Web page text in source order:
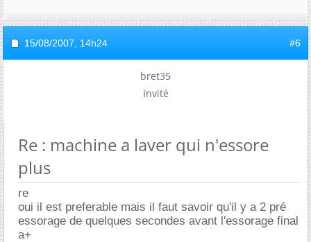
15/08/2007, 14h24 #6
bret35
Invité
Re : machine a laver qui n'essore
plus
re
oui il est preferable mais il faut savoir qu'il y a 2 pré
essorage de quelques secondes avant l'essorage final
a+